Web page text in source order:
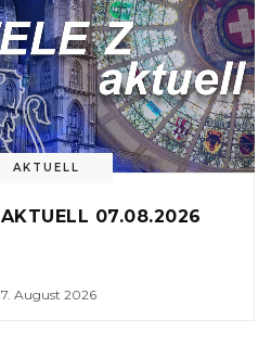
AKTUELL
AKTUELL 07.08.2026
7. August 2026